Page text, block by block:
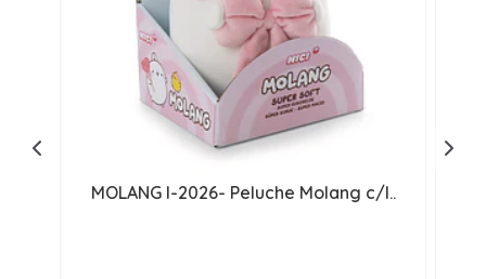
MOLANG I-2026- Peluche Molang c/l..